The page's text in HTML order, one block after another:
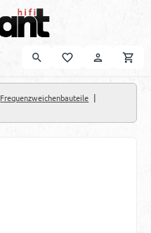
Frequenzweichenbauteile |